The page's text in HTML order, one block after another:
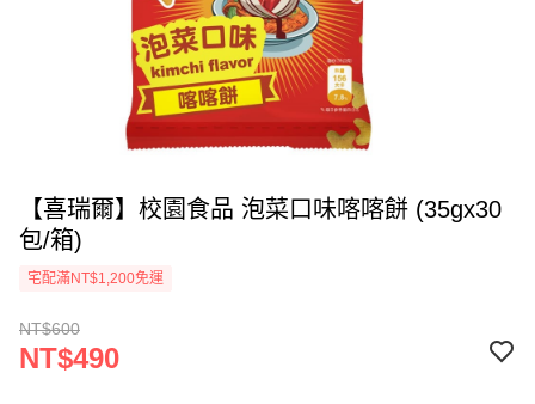
【喜瑞爾】校園食品 泡菜口味喀喀餅 (35gx30
包/箱)
宅配滿NT$1,200免運
NT$600
NT$490